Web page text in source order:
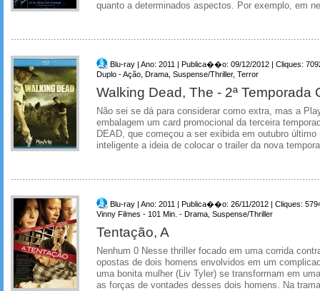
quanto a determinados aspectos. Por exemplo, em
Blu-ray | Ano: 2011 | Publica��o: 09/12/2012 | Cliques:
Duplo - Ação, Drama, Suspense/Thriller, Terror
Walking Dead, The - 2ª Temporada
Não sei se dá para considerar como extra, mas a
embalagem um card promocional da terceira
DEAD, que começou a ser exibida em outubro
inteligente a ideia de colocar o trailer da nova
Blu-ray | Ano: 2011 | Publica��o: 26/11/2012 | Cliques:
Vinny Filmes - 101 Min. - Drama, Suspense/Thriller
Tentação, A
Nenhum 0 Nesse thriller focado em uma corrida
opostas de dois homens envolvidos em um
uma bonita mulher (Liv Tyler) se transformam em
as forças de vontades desses dois homens. Na